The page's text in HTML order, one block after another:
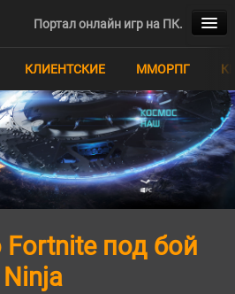
Портал онлайн игр на ПК.
КЛИЕНТСКИЕ ММОРПГ
под бой